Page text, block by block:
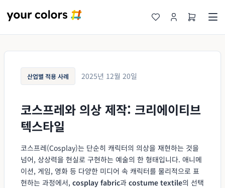
산업별 적용 사례 2025년 12월 20일
코스프레와 의상 제작: 크리에이티브
텍스타일
코스프레(Cosplay)는 단순히 캐릭터의 의상을 재현하는 것을
넘어, 상상력을 현실로 구현하는 예술의 한 형태입니다. 애니메
이션, 게임, 영화 등 다양한 미디어 속 캐릭터를 물리적으로 표
현하는 과정에서, cosplay fabric과 costume textile의 선택